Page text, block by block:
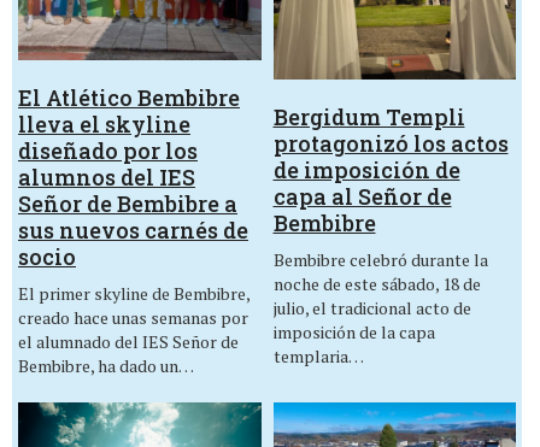
El Atlético Bembibre
lleva el skyline
diseñado por los
alumnos del IES
Señor de Bembibre a
sus nuevos carnés de
socio
El primer skyline de Bembibre,
creado hace unas semanas por
el alumnado del IES Señor de
Bembibre, ha dado un…
Bergidum Templi
protagonizó los actos
de imposición de
capa al Señor de
Bembibre
Bembibre celebró durante la
noche de este sábado, 18 de
julio, el tradicional acto de
imposición de la capa
templaria…